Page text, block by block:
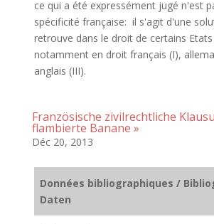
ce qui a été expressément jugé n'est
spécificité française: il s'agit d'une
retrouve dans le droit de certains
notamment en droit français (I),
anglais (III).
Französische zivilrechtliche
flambierte Banane »
Déc 20, 2013
Données bibliographiques /
Daten